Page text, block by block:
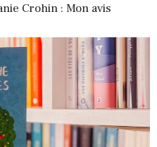
Crohin : Mon avis